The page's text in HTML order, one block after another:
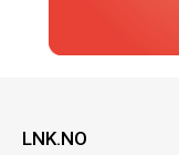
LNK.NO